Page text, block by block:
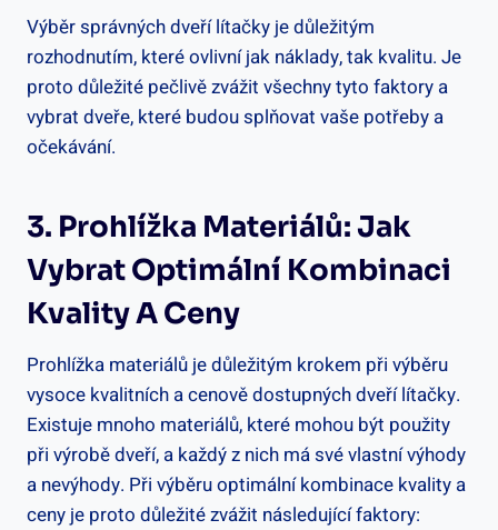
Výběr správných dveří lítačky je důležitým
rozhodnutím, které ovlivní jak náklady, tak kvalitu. Je
proto důležité pečlivě zvážit všechny tyto faktory a
vybrat dveře, které budou splňovat vaše potřeby a
očekávání.
3. Prohlížka Materiálů: Jak
Vybrat Optimální Kombinaci
Kvality A Ceny
Prohlížka materiálů je důležitým krokem při výběru
vysoce kvalitních a cenově dostupných dveří lítačky.
Existuje mnoho materiálů, které mohou být použity
při výrobě dveří, a každý z nich má své vlastní výhody
a nevýhody. Při výběru optimální kombinace kvality a
ceny je proto důležité zvážit následující faktory: